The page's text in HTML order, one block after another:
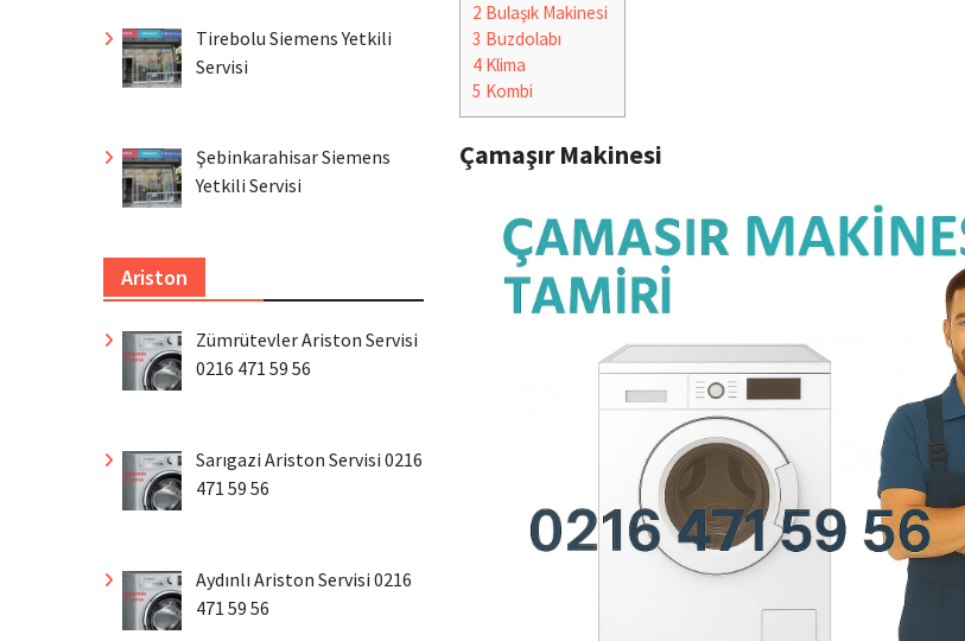
2 Bulaşık Makinesi
3 Buzdolabı
4 Klima
5 Kombi
Çamaşır Makinesi
Tirebolu Siemens Yetkili
Servisi
Şebinkarahisar Siemens
Yetkili Servisi
Ariston
Zümrütevler Ariston Servisi
0216 471 59 56
Sarıgazi Ariston Servisi 0216
471 59 56
Aydınlı Ariston Servisi 0216
471 59 56